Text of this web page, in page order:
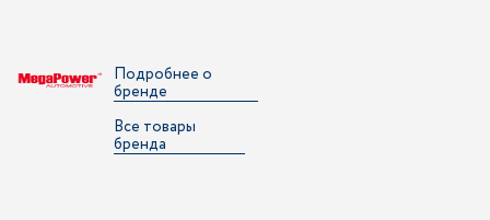
Подробнее о
бренде
Все товары
бренда